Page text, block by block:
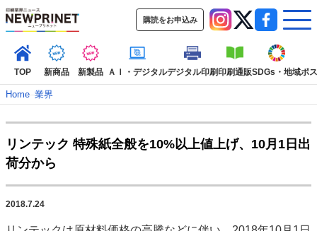
購読をお申込み
TOP 新商品 新製品 ＡＩ・デジタルデジタル印刷印刷通販SDGs・地域ポ
TOP
インタビュー
Home–業界
リンテック 特殊紙全般を10%以上値上げ、10月1日出
荷分から
2018.7.24